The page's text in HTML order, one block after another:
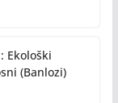
Ekološki
(Banlozi)